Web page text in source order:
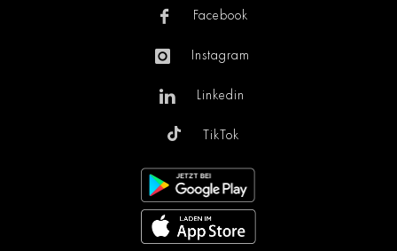
Facebook
Instagram
Linkedin
TikTok